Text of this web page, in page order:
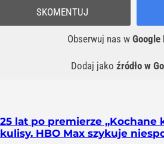
Obserwuj nas w Google
Dodaj jako źródło w
SKOMENTUJ
25 lat po premierze „Kochane
kulisy. HBO Max szykuje